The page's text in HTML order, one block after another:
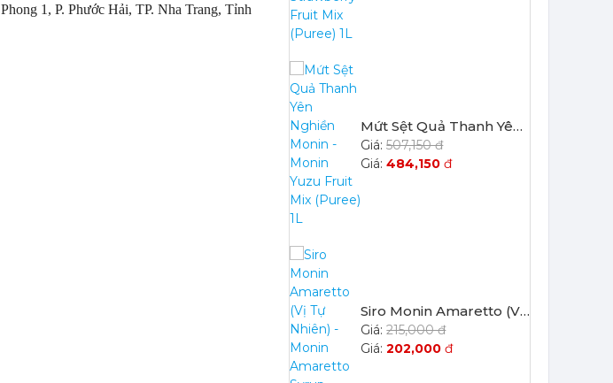
Mứt Sệt Quả Thanh Yên Nghiền Monin - Monin Yuzu Fruit Mix (Puree) 1L
507,150 đ
484,150 đ
Siro Monin Amaretto (Vị Tự Nhiên) - Monin Amaretto Syrup 700ml
215,000 đ
202,000 đ
1, P. Phước Hải, TP. Nha Trang, Tỉnh